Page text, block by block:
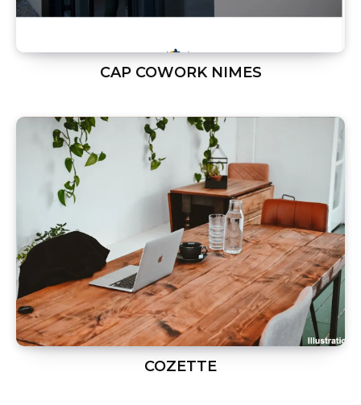
CAP COWORK NIMES
COZETTE